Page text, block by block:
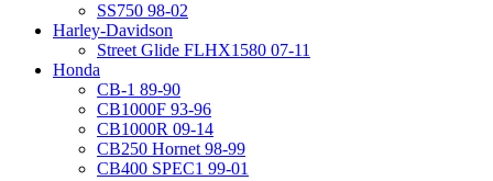
SS750 98-02
Harley-Davidson
Street Glide FLHX1580 07-11
Honda
CB-1 89-90
CB1000F 93-96
CB1000R 09-14
CB250 Hornet 98-99
CB400 SPEC1 99-01